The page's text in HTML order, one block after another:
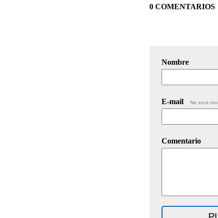
0 COMENTARIOS
Nombre
E-mail No será
Comentario